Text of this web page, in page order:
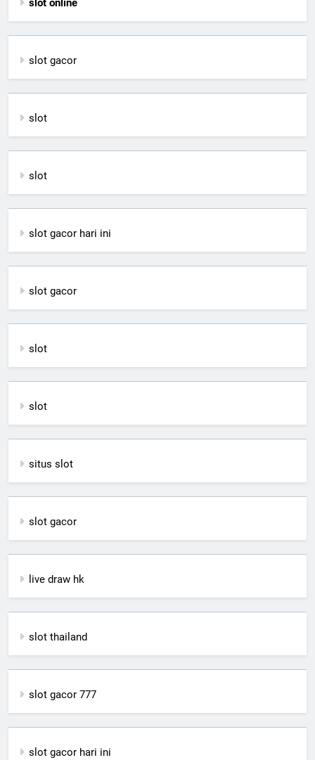
slot online
slot gacor
slot
slot
slot gacor hari ini
slot gacor
slot
slot
situs slot
slot gacor
live draw hk
slot thailand
slot gacor 777
slot gacor hari ini